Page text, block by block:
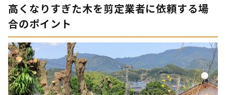
高くなりすぎた木を剪定業者に依頼する場
合のポイント